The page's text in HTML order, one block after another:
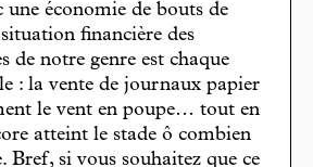
une économie de bouts de
financière des
de notre genre est chaque
: la vente de journaux papier
le vent en poupe… tout en
atteint le stade ô combien
Bref, si vous souhaitez que ce